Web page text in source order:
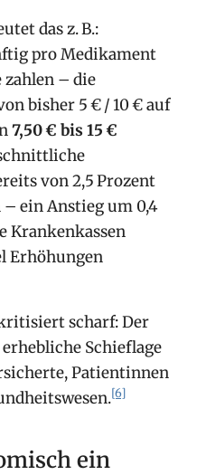
das z. B.:
pro Medikament
zahlen – die
bisher 5 € / 10 € auf
7,50 € bis 15 €
von 2,5 Prozent
– ein Anstieg um 0,4
Krankenkassen
Erhöhungen
scharf: Der
Schieflage
Patientinnen
[6]
ein